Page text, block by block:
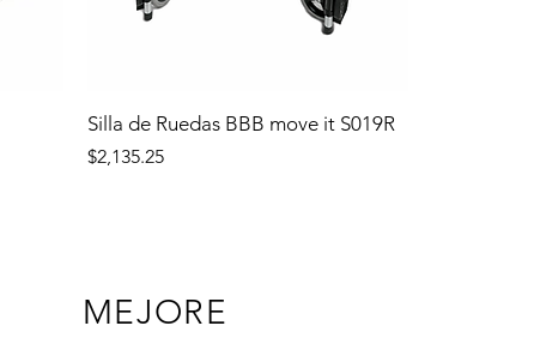
Silla de Ruedas BBB move it S019R
Precio
$2,135.25
MEJORE